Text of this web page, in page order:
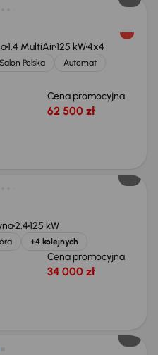
1.4 MultiAir125 kW4x4
Salon Polska
Automat
Cena promocyjna
62 500 zł
2.4125 kW
+4 kolejnych
Cena promocyjna
34 000 zł